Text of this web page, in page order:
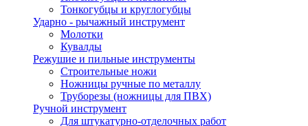
Тонкогубцы и круглогубцы
Ударно - рычажный инструмент
Молотки
Кувалды
Режушие и пильные инструменты
Строительные ножи
Ножницы ручные по металлу
Труборезы (ножницы для ПВХ)
Ручной инструмент
Для штукатурно-отделочных работ